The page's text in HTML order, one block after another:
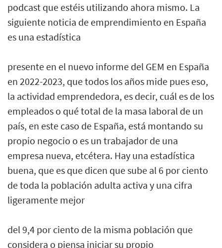
podcast que estéis utilizando ahora mismo. La
siguiente noticia de emprendimiento en España
es una estadística
presente en el nuevo informe del GEM en España
en 2022-2023, que todos los años mide pues eso,
la actividad emprendedora, es decir, cuál es de los
empleados o qué total de la masa laboral de un
país, en este caso de España, está montando su
propio negocio o es un trabajador de una
empresa nueva, etcétera. Hay una estadística
buena, que es que dicen que sube al 6 por ciento
de toda la población adulta activa y una cifra
ligeramente mejor
del 9,4 por ciento de la misma población que
considera o piensa iniciar su propio